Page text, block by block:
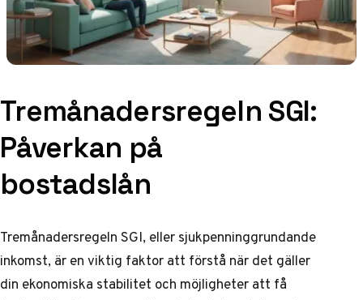
Tremånadersregeln SGI:
Påverkan på
bostadslån
Tremånadersregeln SGI, eller sjukpenninggrundande
inkomst, är en viktig faktor att förstå när det gäller
din ekonomiska stabilitet och möjligheter att få